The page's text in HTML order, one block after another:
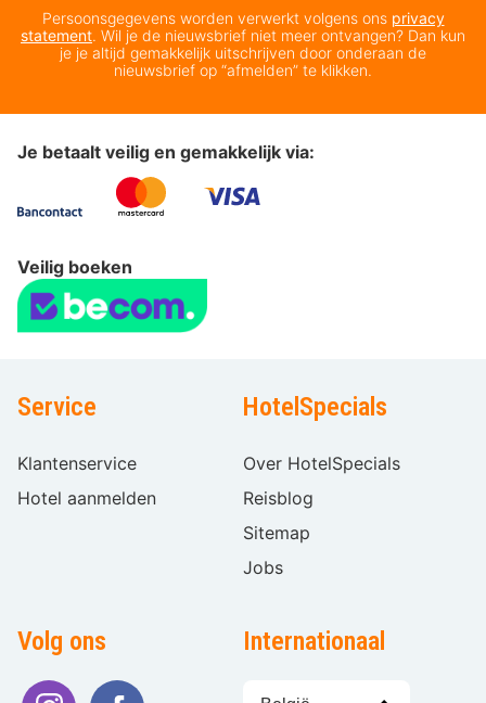
Persoonsgegevens worden verwerkt volgens ons privacy
statement. Wil je de nieuwsbrief niet meer ontvangen? Dan kun
je je altijd gemakkelijk uitschrijven door onderaan de
nieuwsbrief op “afmelden” te klikken.
Je betaalt veilig en gemakkelijk via:
Veilig boeken
Service
Klantenservice
Hotel aanmelden
HotelSpecials
Over HotelSpecials
Reisblog
Sitemap
Jobs
Volg ons Internationaal